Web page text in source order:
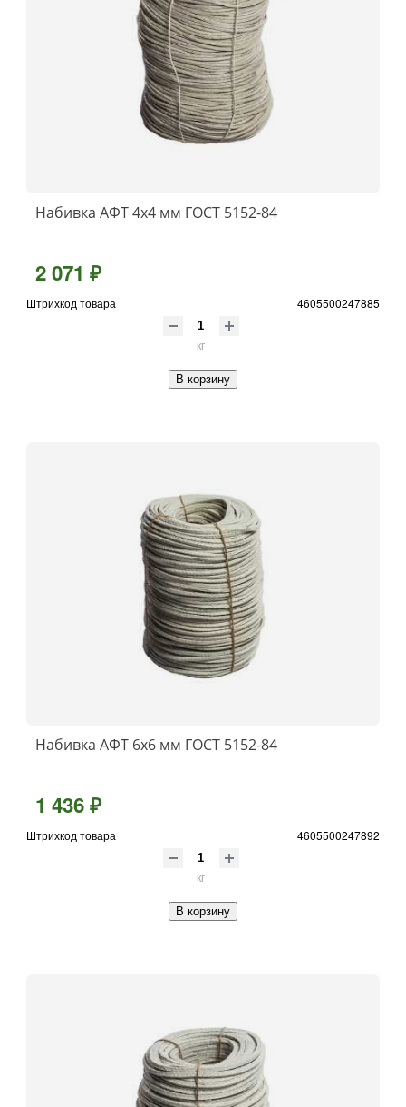
Набивка АФТ 4х4 мм ГОСТ 5152-84
2 071 ₽
Штрихкод товара 4605500247885
кг
В корзину
Набивка АФТ 6х6 мм ГОСТ 5152-84
1 436 ₽
Штрихкод товара 4605500247892
кг
В корзину